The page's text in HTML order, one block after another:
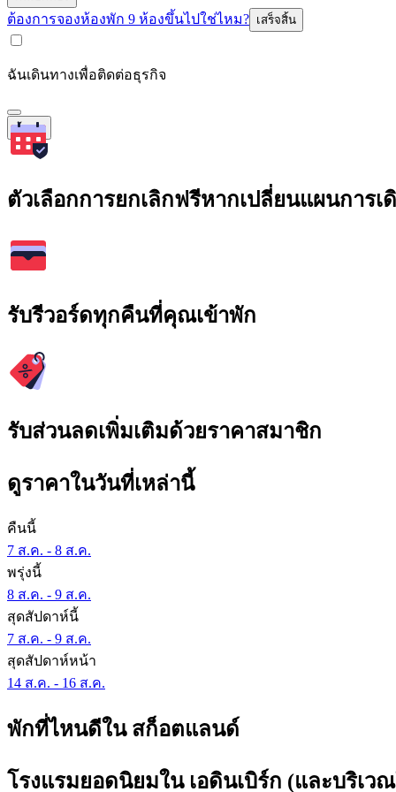
ต้องการจองห้องพัก 9 ห้องขึ้นไปใช่ไหม? เสร็จสิ้น
ฉันเดินทางเพื่อติดต่อธุรกิจ
ค้นหา
ตัวเลือกการยกเลิกฟรีหากเปลี่ยนแผนการเ
รับรีวอร์ดทุกคืนที่คุณเข้าพัก
รับส่วนลดเพิ่มเติมด้วยราคาสมาชิก
ดูราคาในวันที่เหล่านี้
คืนนี้
7 ส.ค. - 8 ส.ค.
พรุ่งนี้
8 ส.ค. - 9 ส.ค.
สุดสัปดาห์นี้
7 ส.ค. - 9 ส.ค.
สุดสัปดาห์หน้า
14 ส.ค. - 16 ส.ค.
พักที่ไหนดีใน สก็อตแลนด์
โรงแรมยอดนิยมใน เอดินเบิร์ก (และบริเว